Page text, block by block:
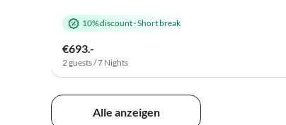
10% discount·Short break
€693.-
2 guests / 7 Nights
Alle anzeigen